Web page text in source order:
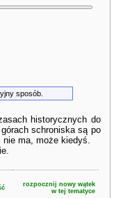
sposób.
historycznych do
schroniska są po
nie ma, może kiedyś.
rozpocznij nowy wątek
w tej tematyce